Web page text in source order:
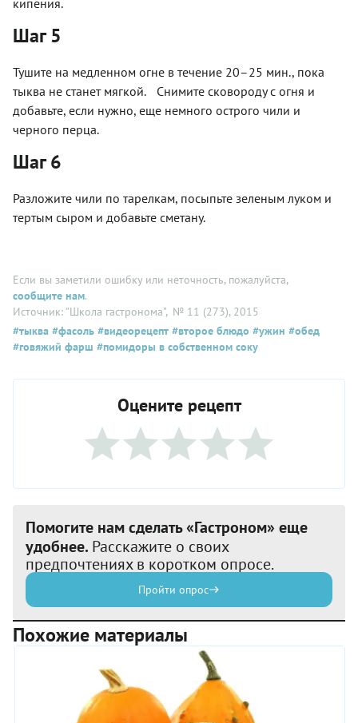
кипения.
Шаг 5
Тушите на медленном огне в течение 20–25 мин., пока
тыква не станет мягкой. Снимите сковороду с огня и
добавьте, если нужно, еще немного острого чили и
черного перца.
Шаг 6
Разложите чили по тарелкам, посыпьте зеленым луком и
тертым сыром и добавьте сметану.
Если вы заметили ошибку или неточность, пожалуйста,
сообщите нам.
Источник: "Школа гастронома", № 11 (273), 2015
#тыква #фасоль #видеорецепт #второе блюдо #ужин #обед
#говяжий фарш #помидоры в собственном соку
Оцените рецепт
Помогите нам сделать «Гастроном» еще
удобнее. Расскажите о своих
предпочтениях в коротком опросе.
Пройти опрос
Похожие материалы